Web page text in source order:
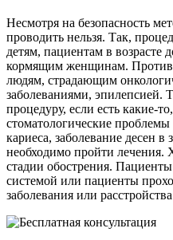
Несмотря на безопасность
проводить нельзя. Так,
детям, пациентам в возрасте
кормящим женщинам.
людям, страдающим
заболеваниями, эпилепсией.
процедуру, если есть какие-
стоматологические
кариеса, заболевание десен в
необходимо пройти лечения.
стадии обострения.
системой или пациенты
заболевания или